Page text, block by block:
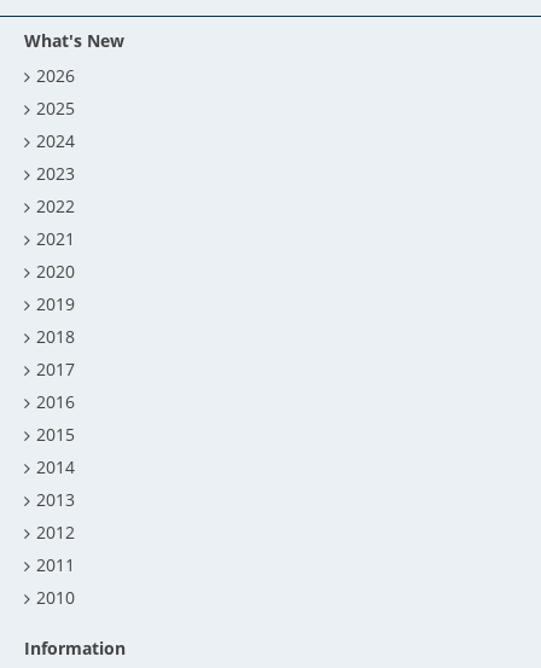
What's New
2026
2025
2024
2023
2022
2021
2020
2019
2018
2017
2016
2015
2014
2013
2012
2011
2010
Information